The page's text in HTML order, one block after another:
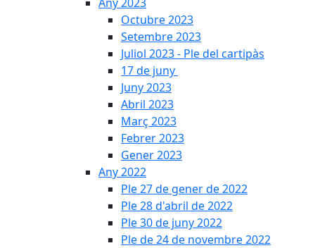
Octubre 2023
Setembre 2023
Juliol 2023 - Ple del cartipàs
17 de juny
Juny 2023
Abril 2023
Març 2023
Febrer 2023
Gener 2023
Any 2022
Ple 27 de gener de 2022
Ple 28 d'abril de 2022
Ple 30 de juny 2022
Ple de 24 de novembre 2022